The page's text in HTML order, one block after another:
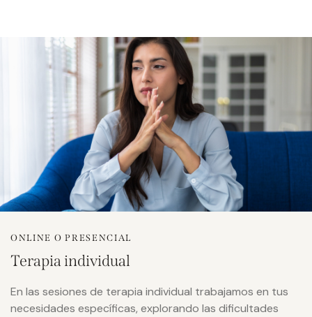
ONLINE O PRESENCIAL
Terapia individual
En las sesiones de terapia individual trabajamos en tus
necesidades específicas, explorando las dificultades